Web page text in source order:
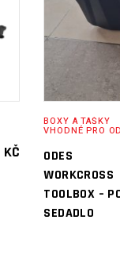
KČ
BOXY A TAŠKY
VHODNÉ PRO
ODES
WORKCROSS
TOOLBOX –
SEDADLO